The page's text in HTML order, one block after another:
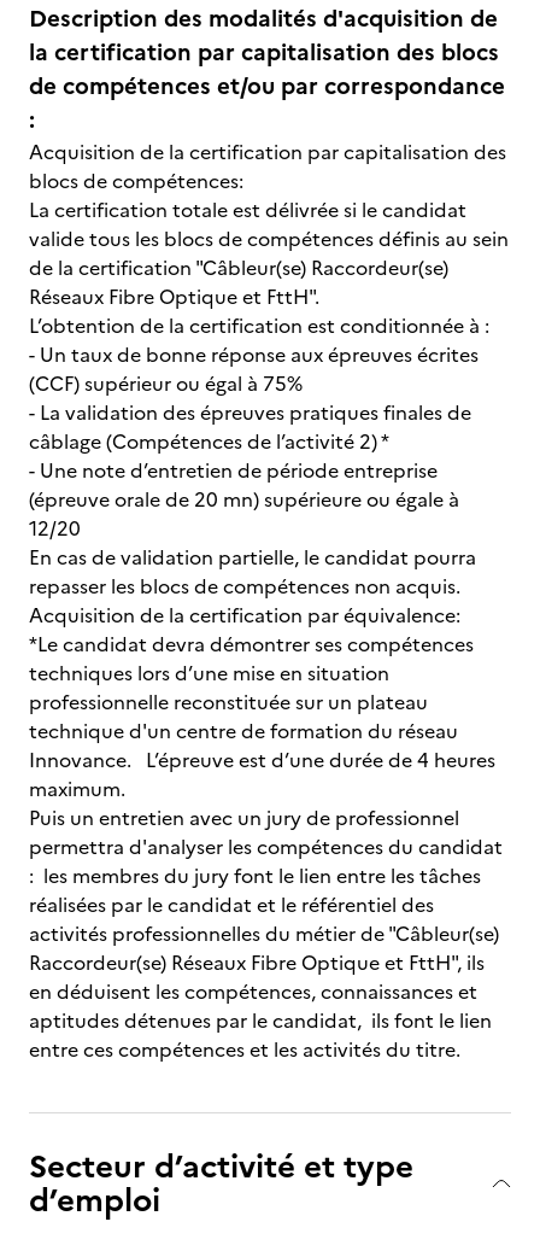
Description des modalités d'acquisition de
la certification par capitalisation des blocs
de compétences et/ou par correspondance
:
Acquisition de la certification par capitalisation des
blocs de compétences:
La certification totale est délivrée si le candidat
valide tous les blocs de compétences définis au sein
de la certification "Câbleur(se) Raccordeur(se)
Réseaux Fibre Optique et FttH".
L’obtention de la certification est conditionnée à :
- Un taux de bonne réponse aux épreuves écrites
(CCF) supérieur ou égal à 75%
- La validation des épreuves pratiques finales de
câblage (Compétences de l’activité 2) *
- Une note d’entretien de période entreprise
(épreuve orale de 20 mn) supérieure ou égale à
12/20
En cas de validation partielle, le candidat pourra
repasser les blocs de compétences non acquis.
Acquisition de la certification par équivalence:
*Le candidat devra démontrer ses compétences
techniques lors d’une mise en situation
professionnelle reconstituée sur un plateau
technique d'un centre de formation du réseau
Innovance. L’épreuve est d’une durée de 4 heures
maximum.
Puis un entretien avec un jury de professionnel
permettra d'analyser les compétences du candidat
: les membres du jury font le lien entre les tâches
réalisées par le candidat et le référentiel des
activités professionnelles du métier de "Câbleur(se)
Raccordeur(se) Réseaux Fibre Optique et FttH", ils
en déduisent les compétences, connaissances et
aptitudes détenues par le candidat, ils font le lien
entre ces compétences et les activités du titre.
Secteur d’activité et type
d’emploi